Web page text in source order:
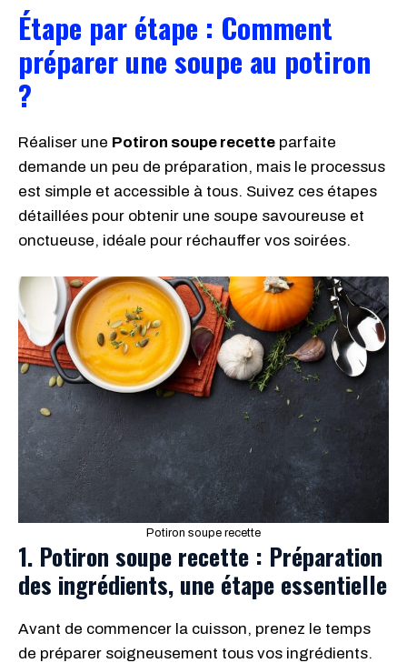
Étape par étape : Comment
préparer une soupe au potiron
?
Réaliser une Potiron soupe recette parfaite
demande un peu de préparation, mais le processus
est simple et accessible à tous. Suivez ces étapes
détaillées pour obtenir une soupe savoureuse et
onctueuse, idéale pour réchauffer vos soirées.
Potiron soupe recette
1. Potiron soupe recette : Préparation
des ingrédients, une étape essentielle
Avant de commencer la cuisson, prenez le temps
de préparer soigneusement tous vos ingrédients.